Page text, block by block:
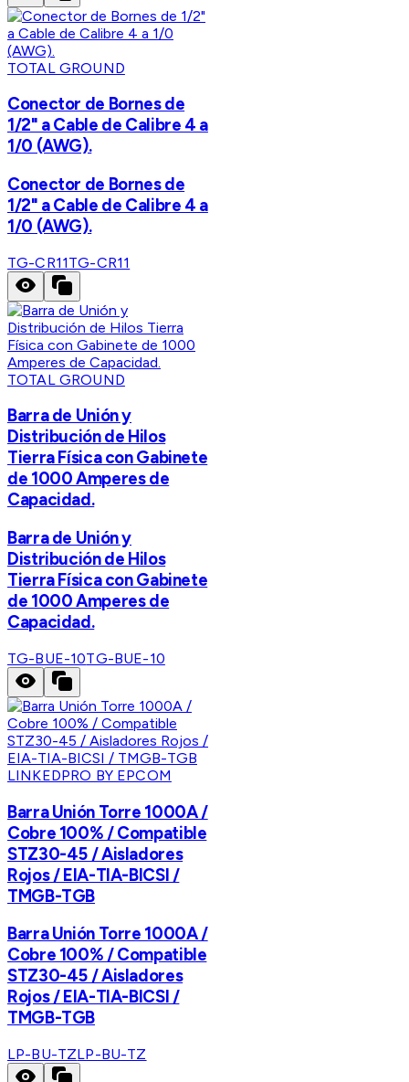
TOTAL GROUND
Conector de Bornes de
1/2" a Cable de Calibre 4 a
1/0 (AWG).
Conector de Bornes de
1/2" a Cable de Calibre 4 a
1/0 (AWG).
TG-CR11TG-CR11
TOTAL GROUND
Barra de Unión y
Distribución de Hilos
Tierra Física con Gabinete
de 1000 Amperes de
Capacidad.
Barra de Unión y
Distribución de Hilos
Tierra Física con Gabinete
de 1000 Amperes de
Capacidad.
TG-BUE-10TG-BUE-10
LINKEDPRO BY EPCOM
Barra Unión Torre 1000A /
Cobre 100% / Compatible
STZ30-45 / Aisladores
Rojos / EIA-TIA-BICSI /
TMGB-TGB
Barra Unión Torre 1000A /
Cobre 100% / Compatible
STZ30-45 / Aisladores
Rojos / EIA-TIA-BICSI /
TMGB-TGB
LP-BU-TZLP-BU-TZ